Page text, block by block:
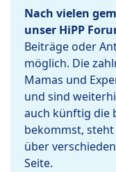
Nach vielen
unser HiPP
Beiträge oder
möglich. Die
Mamas und
und sind
auch künftig die
bekommst,
über
Seite.